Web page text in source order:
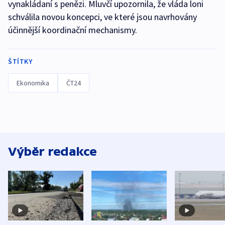
vynakládaní s penězi. Mluvčí upozornila, že vláda loni
schválila novou koncepci, ve které jsou navrhovány
účinnější koordinační mechanismy.
ŠTÍTKY
Ekonomika ČT24
Výběr redakce